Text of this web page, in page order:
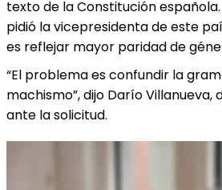
texto de la Constitución
pidió la vicepresidenta de este
es reflejar mayor paridad de
“El problema es confundir la
machismo”, dijo Darío Villanueva,
ante la solicitud.